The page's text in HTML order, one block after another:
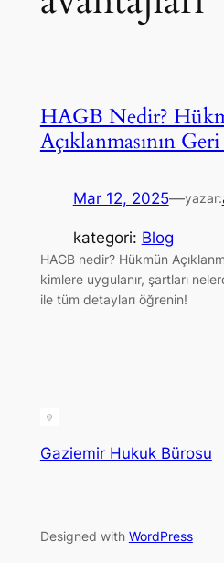
HAGB Nedir?
Açıklanmasının Geri
Mar 12, 2025—yazar:
kategori: Blog
HAGB nedir? Hükmün
kimlere uygulanır, şartları
ile tüm detayları öğrenin!
Gaziemir Hukuk Bürosu
Designed with WordPress